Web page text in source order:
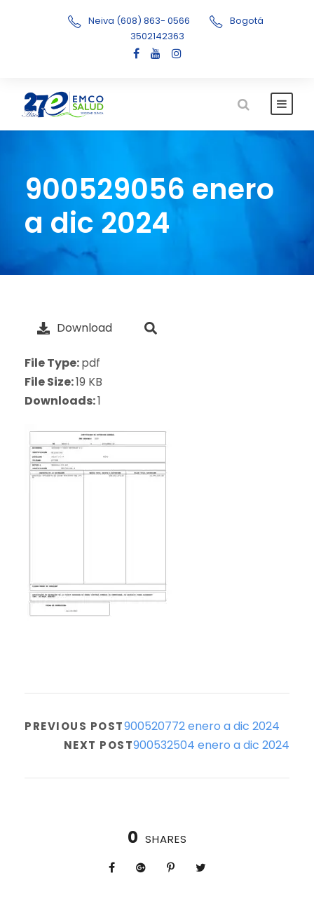
Neiva (608) 863- 0566
Bogotá
3502142363
900529056 enero
a dic 2024
Download
File Type:pdf
File Size:19 KB
Downloads:1
PREVIOUS POST900520772 enero a dic 2024
NEXT POST900532504 enero a dic 2024
0 SHARES